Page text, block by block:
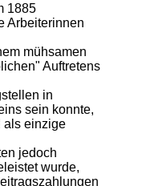
1885
Arbeiterinnen
mühsamen
Auftretens
in
sein konnte,
als einzige
jedoch
wurde,